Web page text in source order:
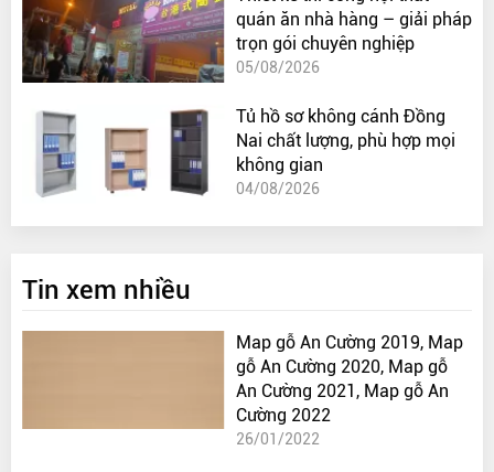
quán ăn nhà hàng – giải pháp
trọn gói chuyên nghiệp
05/08/2026
Tủ hồ sơ không cánh Đồng
Nai chất lượng, phù hợp mọi
không gian
04/08/2026
Tin xem nhiều
Map gỗ An Cường 2019, Map
gỗ An Cường 2020, Map gỗ
An Cường 2021, Map gỗ An
Cường 2022
26/01/2022